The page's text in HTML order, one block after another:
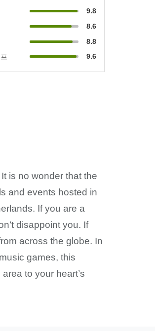
9.8
8.6
8.8
9.6
is no wonder that the
and events hosted in
If you are a
disappoint you. If
across the globe. In
games, this
to your heart’s